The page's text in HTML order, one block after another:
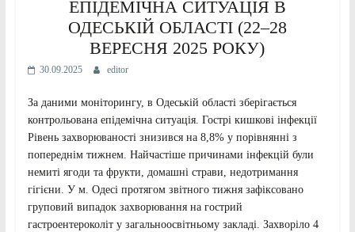
ЕПІДЕМІЧНА СИТУАЦІЯ В
ОДЕСЬКІЙ ОБЛАСТІ (22–28
ВЕРЕСНЯ 2025 РОКУ)
30.09.2025 editor
За даними моніторингу, в Одеській області зберігається
контрольована епідемічна ситуація. Гострі кишкові інфекції
Рівень захворюваності знизився на 8,8% у порівнянні з
попереднім тижнем. Найчастіше причинами інфекцій були
немиті ягоди та фрукти, домашні страви, недотримання
гігієни. У м. Одесі протягом звітного тижня зафіксовано
груповий випадок захворювання на гострий
гастроентероколіт у загальноосвітньому закладі. Захворіло 4